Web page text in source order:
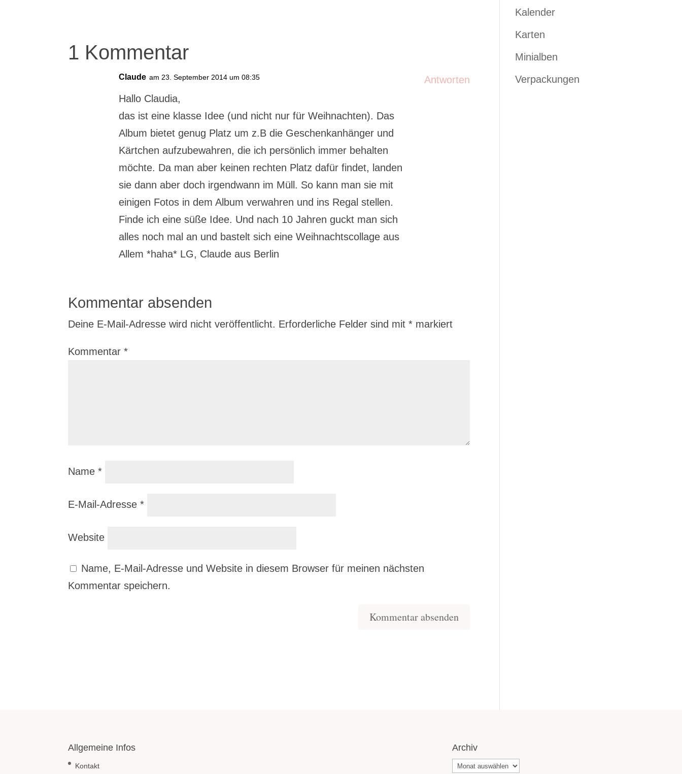
1 Kommentar
Claude am 23. September 2014 um 08:35
Hallo Claudia,
das ist eine klasse Idee (und nicht nur für Weihnachten). Das
Album bietet genug Platz um z.B die Geschenkanhänger und
Kärtchen aufzubewahren, die ich persönlich immer behalten
möchte. Da man aber keinen rechten Platz dafür findet, landen
sie dann aber doch irgendwann im Müll. So kann man sie mit
einigen Fotos in dem Album verwahren und ins Regal stellen.
Finde ich eine süße Idee. Und nach 10 Jahren guckt man sich
alles noch mal an und bastelt sich eine Weihnachtscollage aus
Allem *haha* LG, Claude aus Berlin
Antworten
Kommentar absenden
Deine E-Mail-Adresse wird nicht veröffentlicht. Erforderliche Felder sind mit* markiert
Kommentar*
Name*
E-Mail-Adresse*
Website
Name, E-Mail-Adresse und Website in diesem Browser für meinen nächsten
Kommentar speichern.
Kalender
Karten
Minialben
Verpackungen
Allgemeine Infos
Kontakt
Archiv
Archiv